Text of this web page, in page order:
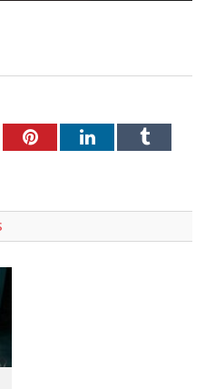
PinterestLinkedInTumblr